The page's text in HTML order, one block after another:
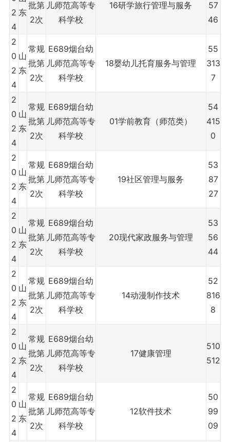
2
4
东
批第
2次
儿师范高等专
科学校
16研学旅行管理与服务
57
46
2
0
2
4
山
东
常规
批第
2次
E689烟台幼
儿师范高等专
科学校
18婴幼儿托育服务与管理
55
313
7
2
0
2
4
山
东
常规
批第
2次
E689烟台幼
儿师范高等专
科学校
01学前教育（师范类）
54
415
0
2
0
2
4
山
东
常规
批第
2次
E689烟台幼
儿师范高等专
科学校
19社区管理与服务
53
87
27
2
0
2
4
山
东
常规
批第
2次
E689烟台幼
儿师范高等专
科学校
20现代家政服务与管理
53
56
44
2
0
2
4
山
东
常规
批第
2次
E689烟台幼
儿师范高等专
科学校
14动漫制作技术
52
816
8
2
0
2
4
山
东
常规
批第
2次
E689烟台幼
儿师范高等专
科学校
17健康管理
510
512
2
0
2
4
山
东
常规
批第
2次
E689烟台幼
儿师范高等专
科学校
12软件技术
50
99
09